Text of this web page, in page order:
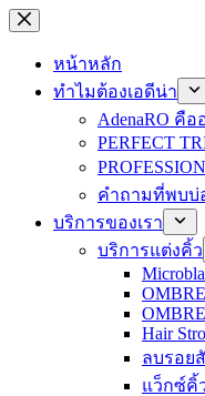
ข้าม
เนื้อหา
หน้าหลัก
ทำไมต้องเอดีน่า
AdenaRO คือ
PERFECT
คำถามที่พบบ่
บริการของเรา
บริการแต่งคิ้ว
OMBRE
Hair
ลบรอย
แว็กซ์คิ้